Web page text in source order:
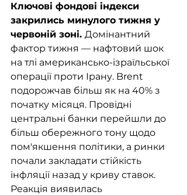
Ключові фондові індекси
закрились минулого тижня у
червоній зоні. Домінантний
фактор тижня — нафтовий шок
на тлі американсько-ізраїльської
операції проти Ірану. Brent
подорожчав більш як на 40% з
початку місяця. Провідні
центральні банки перейшли до
більш обережного тону щодо
пом'якшення політики, а ринки
почали закладати стійкість
інфляції назад у криву ставок.
Реакція виявилась